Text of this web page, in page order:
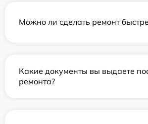
Можно ли сделать ремонт
Какие документы вы выдаете
ремонта?